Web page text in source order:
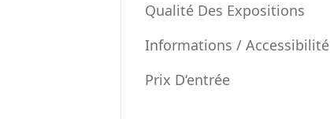
Qualité Des Expositions
Informations / Accessibilité
Prix D‘entrée